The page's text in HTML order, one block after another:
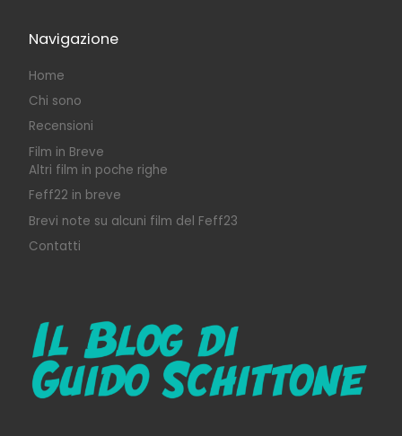
Navigazione
Home
Chi sono
Recensioni
Film in Breve
Altri film in poche righe
Feff22 in breve
Brevi note su alcuni film del Feff23
Contatti